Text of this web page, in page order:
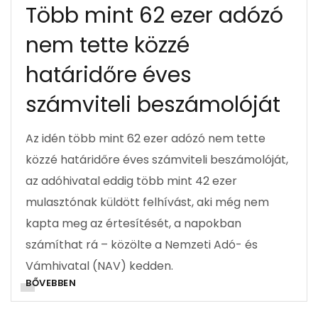
Több mint 62 ezer adózó
nem tette közzé
határidőre éves
számviteli beszámolóját
Az idén több mint 62 ezer adózó nem tette
közzé határidőre éves számviteli beszámolóját,
az adóhivatal eddig több mint 42 ezer
mulasztónak küldött felhívást, aki még nem
kapta meg az értesítését, a napokban
számíthat rá – közölte a Nemzeti Adó- és
Vámhivatal (NAV) kedden.
BŐVEBBEN